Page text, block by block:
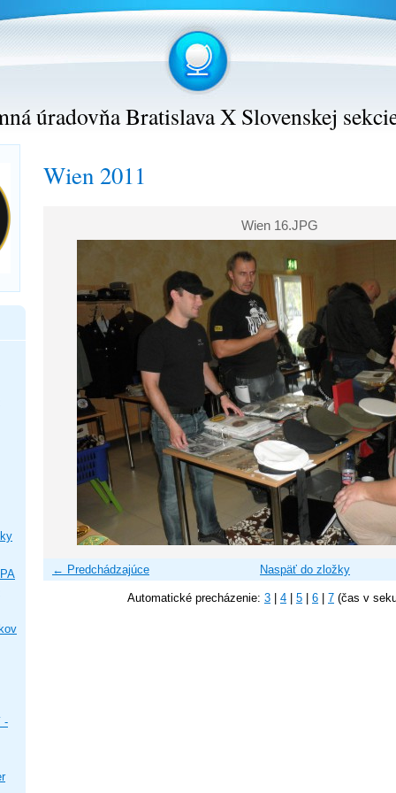
úradovňa Bratislava X Slovenskej
Wien 2011
Wien 16.JPG
← Predchádzajúce Naspäť do zložky
Automatické precházenie: 3 4 5 6 7 (čas v
-